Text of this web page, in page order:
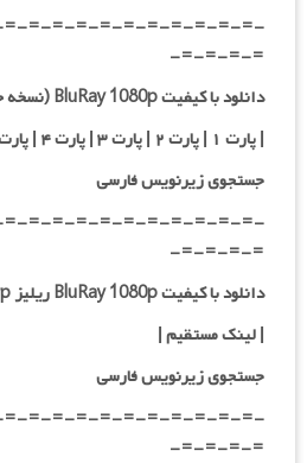
=-=-=-=-=-=-=-=-=-=-
=-=-=-=-
دانلود با کیفیت BluRay 1080p (نسخه حجم بالا ریلیز REFiNED)
| پارت ۱ |
پارت ۲ | پارت ۳ | پارت ۴
| پارت ۵ |
جستجوی زیرنویس فارسی
=-=-=-=-=-=-=-=-=-=-
=-=-=-=-
دانلود با کیفیت BluRay 1080p ریلیز scOrp
|لینک مستقیم|
جستجوی زیرنویس فارسی
=-=-=-=-=-=-=-=-=-=-
=-=-=-=-